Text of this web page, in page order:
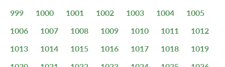
999
1000 1001 1002 1003 1004
1005
1006
1007 1008 1009 1010 1011
1012
1013
1014 1015 1016 1017 1018
1019